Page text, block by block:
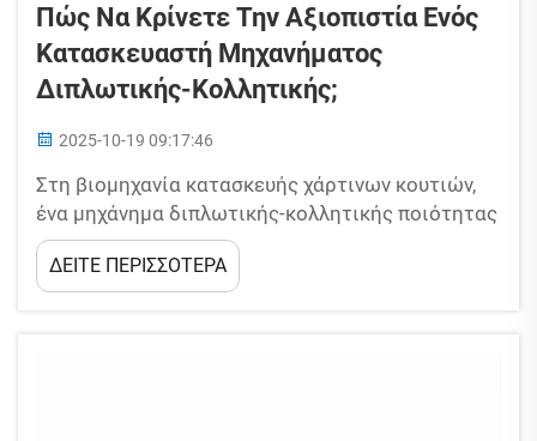
Πώς Να Κρίνετε Την Αξιοπιστία Ενός
Κατασκευαστή Μηχανήματος
Διπλωτικής-Κολλητικής;
2025-10-19 09:17:46
Στη βιομηχανία κατασκευής χάρτινων κουτιών,
ένα μηχάνημα διπλωτικής-κολλητικής ποιότητας
είναι κρίσιμο για κάθε γραμμή παραγωγής.
Μηχανήματα κατώτερης ποιότητας μπορούν να
επιβραδύνουν την παραγωγή, να σπαταλούν
ΔΕΙΤΕ ΠΕΡΙΣΣΟΤΕΡΑ